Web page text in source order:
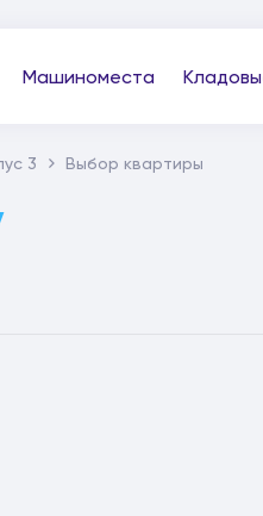
Машиноместа
3 Выбор квартиры